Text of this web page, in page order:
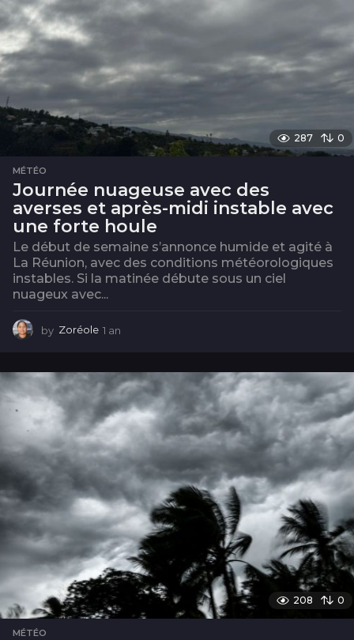
287 0
MÉTÉO
Journée nuageuse avec des
averses et après-midi instable avec
une forte houle
Le début de semaine s’annonce humide et agité à
La Réunion, avec des conditions météorologiques
instables. Si la matinée débute sous un ciel
nuageux avec...
by Zoréole 1 an
208 0
MÉTÉO